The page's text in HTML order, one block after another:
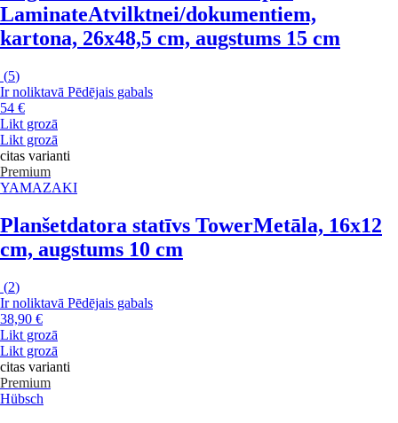
LaminateAtvilktnei/dokumentiem,
kartona, 26x48,5 cm, augstums 15 cm
(5)
Ir noliktavā Pēdējais gabals
54 €
Likt grozā
Likt grozā
citas varianti
Premium
YAMAZAKI
Planšetdatora statīvs TowerMetāla, 16x12
cm, augstums 10 cm
(2)
Ir noliktavā Pēdējais gabals
38,90 €
Likt grozā
Likt grozā
citas varianti
Premium
Hübsch